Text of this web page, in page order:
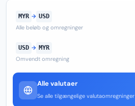
MYR → USD
Alle beløb og omregninger
USD → MYR
Omvendt omregning
Alle valutaer
Se alle tilgængelige valutaomregninger